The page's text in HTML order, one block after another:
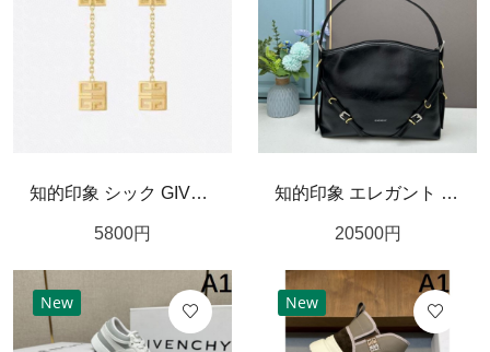
知的印象 シック GIVENCHY ジバンシィ コピー イヤリング 落ち着き 上品仕立て
5800円
知的印象 エレガント ジバンシィ GIVENCHY コピー トートバッグ 安定人気 上質感漂う
20500円
New New